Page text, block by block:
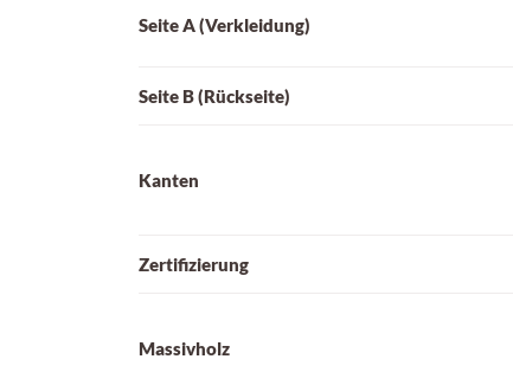
Seite A (Verkleidung)
Seite B (Rückseite)
Kanten
Zertifizierung
Massivholz